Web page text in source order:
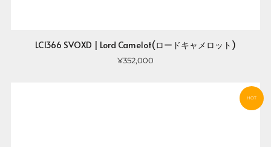
LC1366 SVOXD | Lord Camelot(ロードキャメロット)
¥352,000
HOT